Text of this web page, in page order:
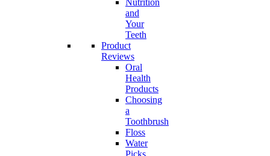
Nutrition
and
Your
Teeth
Product
Reviews
Oral
Health
Products
Choosing
a
Toothbrush
Floss
Water
Picks